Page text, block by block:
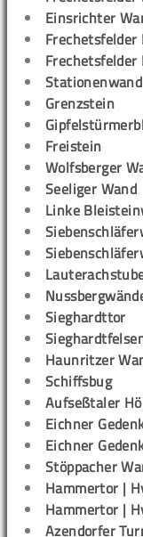
Einsrichter
Stationenwand
Grenzstein
Freistein
Wolfsberger
Seeliger Wand
Linke
Sieghardttor
Haunritzer
Schiffsbug
Aufseßtaler
Eichner
Eichner
Stöppacher
Hammertor |
Hammertor |
Azendorfer